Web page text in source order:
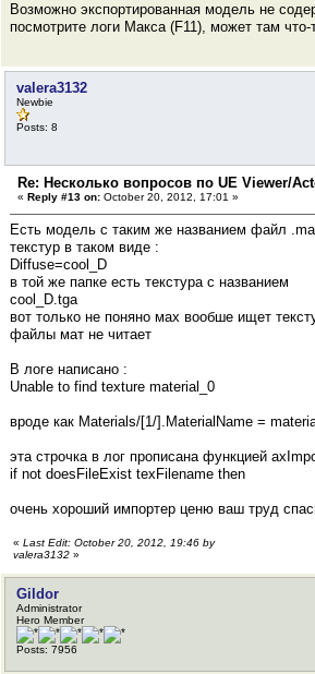
Возможно экспортированная модель не
посмотрите логи Макса (F11), может там что-
valera3132
Newbie
Posts: 8
Re: Несколько вопросов по UE Viewer/
« Reply #13 on: October 20, 2012, 17:01 »
Есть модель с таким же названием файл
текстур в таком виде :
Diffuse=cool_D
в той же папке есть текстура с названием
cool_D.tga
вот только не поняно мах вообше ищет
файлы мат не читает
В логе написано :
Unable to find texture material_0
вроде как Materials/[1/].MaterialName =
эта строчка в лог прописана функцией
if not doesFileExist texFilename then
очень хороший импортер ценю ваш труд
« Last Edit: October 20, 2012, 19:46 by
valera3132 »
Gildor
Administrator
Hero Member
Posts: 7956